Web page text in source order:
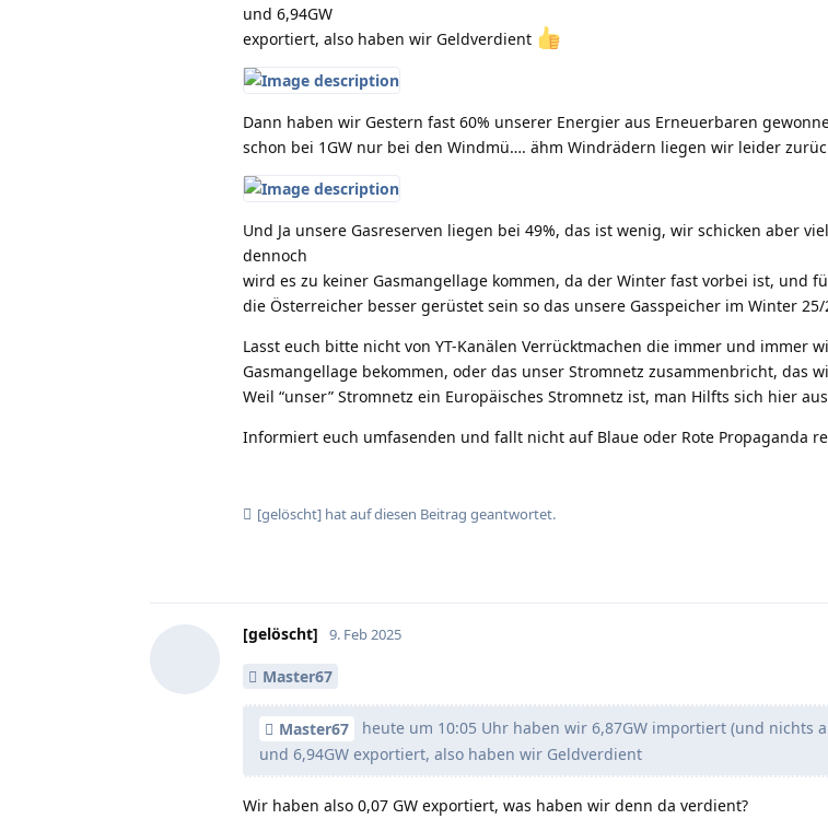
und 6,94GW
exportiert, also haben wir Geldverdient
Dann haben wir Gestern fast 60% unserer Energier aus Erneuerbaren
schon bei 1GW nur bei den Windmü…. ähm Windrädern liegen wir leider
Und Ja unsere Gasreserven liegen bei 49%, das ist wenig, wir schicken aber
dennoch
wird es zu keiner Gasmangellage kommen, da der Winter fast vorbei ist, und
die Österreicher besser gerüstet sein so das unsere Gasspeicher im Winter
Lasst euch bitte nicht von YT-Kanälen Verrücktmachen die immer und immer
Gasmangellage bekommen, oder das unser Stromnetz zusammenbricht, das
Weil “unser” Stromnetz ein Europäisches Stromnetz ist, man Hilfts sich hier
Informiert euch umfasenden und fallt nicht auf Blaue oder Rote Propaganda
[gelöscht] hatauf diesen Beitrag geantwortet.
[gelöscht] 9. Feb 2025
Master67
Master67
heute um 10:05 Uhr haben wir 6,87GW importiert (und nichts
und 6,94GW exportiert, also haben wir Geldverdient
Wir haben also 0,07 GW exportiert, was haben wir denn da verdient?